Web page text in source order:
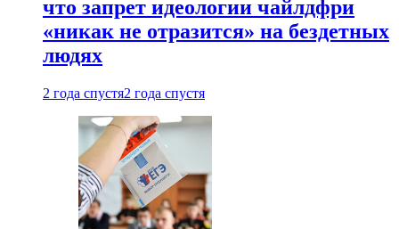
что запрет идеологии чайлдфри
«никак не отразится» на бездетных
людях
2 года спустя2 года спустя